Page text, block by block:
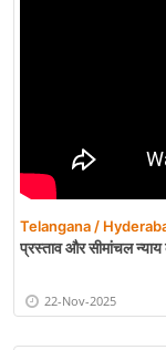
Telangana /
प्रस्ताव और सीमांचल न्याय
22-Nov-2025